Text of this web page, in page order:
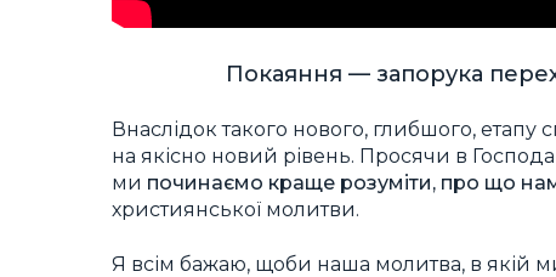
Покаяння — запорука
Внаслідок такого нового, глибшого,
на якісно новий рівень. Просячи в Господа
ми починаємо краще розуміти, про що
християнської молитви.
Я всім бажаю, щоби наша молитва, в якій